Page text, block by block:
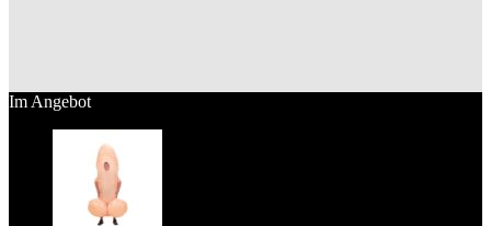
Im Angebot